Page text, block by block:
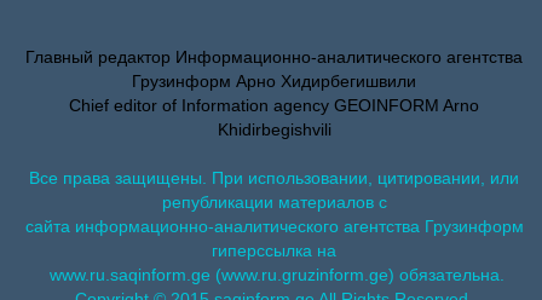
Главный редактор Информационно-аналитического агентства
Грузинформ Арно Хидирбегишвили
Chief editor of Information agency GEOINFORM Arno
Khidirbegishvili
Все права защищены. При использовании, цитировании, или
републикации материалов с
сайта информационно-аналитического агентства Грузинформ
гиперссылка на
www.ru.saqinform.ge (www.ru.gruzinform.ge) обязательна.